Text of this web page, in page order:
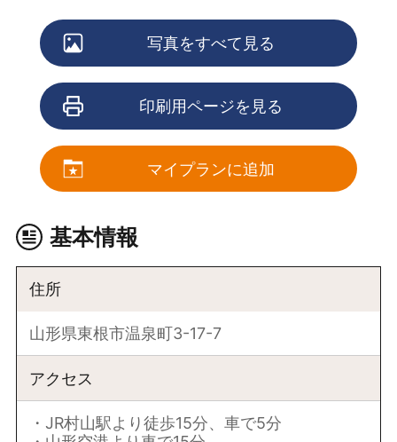
写真をすべて見る
印刷用ページを見る
マイプランに追加
基本情報
住所
山形県東根市温泉町3-17-7
アクセス
・JR村山駅より徒歩15分、車で5分